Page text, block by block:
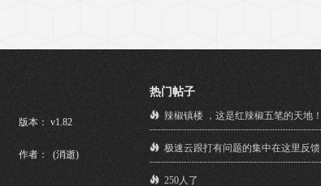
版本： v1.82
作者： (消逝)
热门帖子
辣椒镇楼 ，这是红辣椒五笔的天地！
极速云跟打有问题的集中在这里反馈
250人了